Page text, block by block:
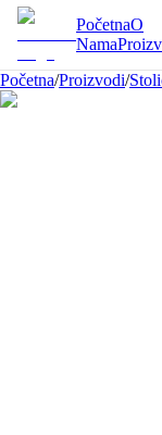
PočetnaO
Nama
Početna/Proizvodi/